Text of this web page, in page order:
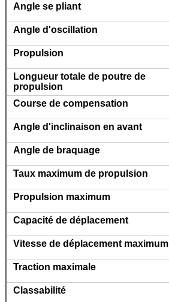
Angle se pliant
Angle d'oscillation
Propulsion
Longueur totale de poutre de
propulsion
Course de compensation
Angle d'inclinaison en avant
Angle de braquage
Taux maximum de propulsion
Propulsion maximum
Capacité de déplacement
Vitesse de déplacement maximum
Traction maximale
Classabilité